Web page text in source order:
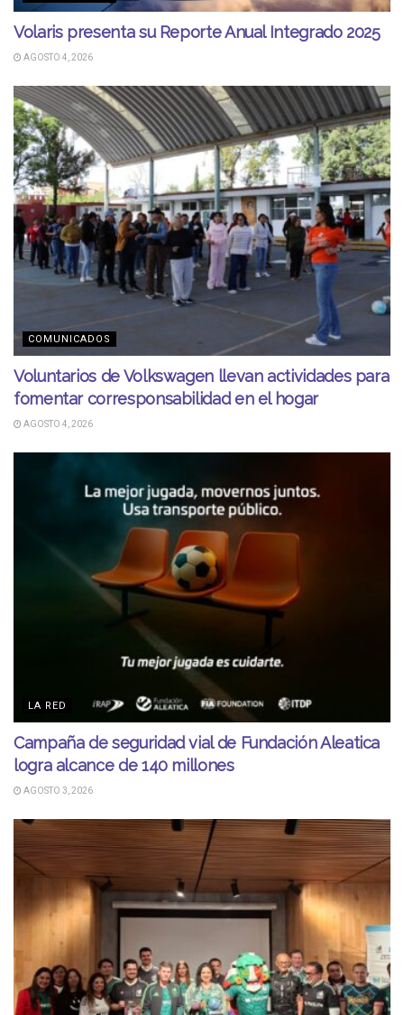
Volaris presenta su Reporte Anual Integrado 2025
AGOSTO 4, 2026
COMUNICADOS
Voluntarios de Volkswagen llevan actividades para
fomentar corresponsabilidad en el hogar
AGOSTO 4, 2026
LA RED
Campaña de seguridad vial de Fundación Aleatica
logra alcance de 140 millones
AGOSTO 3, 2026